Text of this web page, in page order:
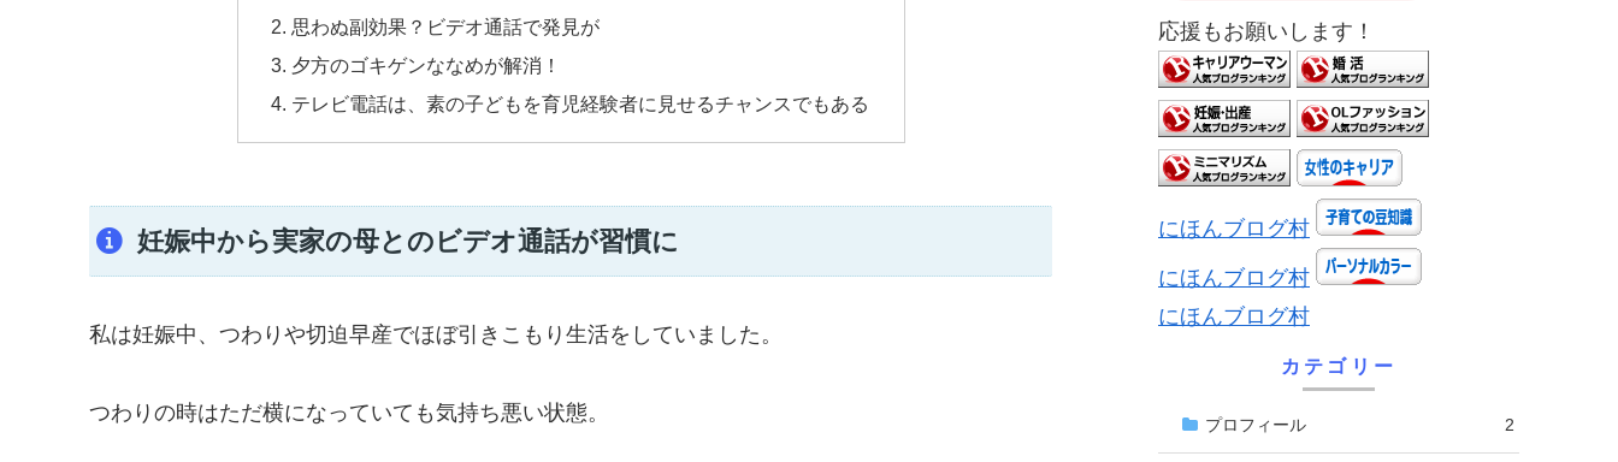
思わぬ副効果？ビデオ通話で発見が
夕方のゴキゲンななめが解消！
テレビ電話は、素の子どもを育児経験者に見せるチャンスでもある
妊娠中から実家の母とのビデオ通話が習慣に
私は妊娠中、つわりや切迫早産でほぼ引きこもり生活をしていました。
つわりの時はただ横になっていても気持ち悪い状態。
応援もお願いします！
にほんブログ村
にほんブログ村
にほんブログ村
カテゴリー
プロフィール 2